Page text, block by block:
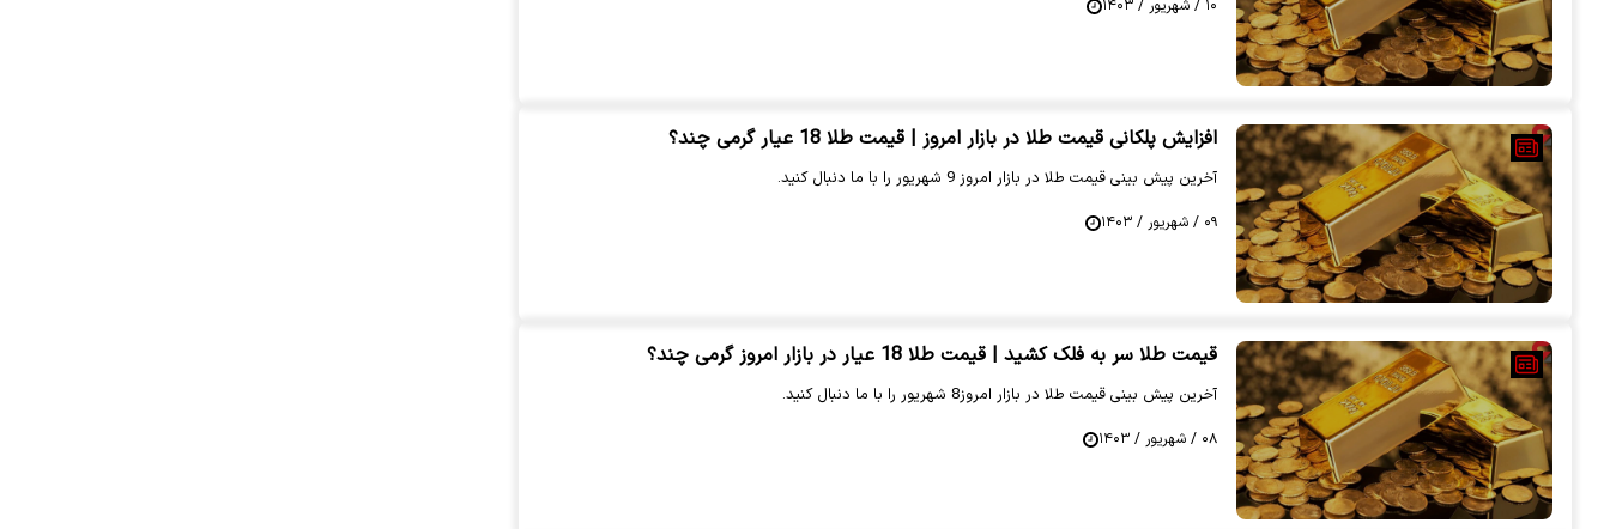
۱۰ / شهریور / ۱۴۰۳
افزایش پلکانی قیمت طلا در بازار امروز | قیمت طلا 18 عیار گرمی چند؟
آخرین پیش بینی قیمت طلا در بازار امروز 9 شهریور را با ما دنبال کنید.
۰۹ / شهریور / ۱۴۰۳
قیمت طلا سر به فلک کشید | قیمت طلا 18 عیار در بازار امروز گرمی چند؟
آخرین پیش بینی قیمت طلا در بازار امروز8 شهریور را با ما دنبال کنید.
۰۸ / شهریور / ۱۴۰۳